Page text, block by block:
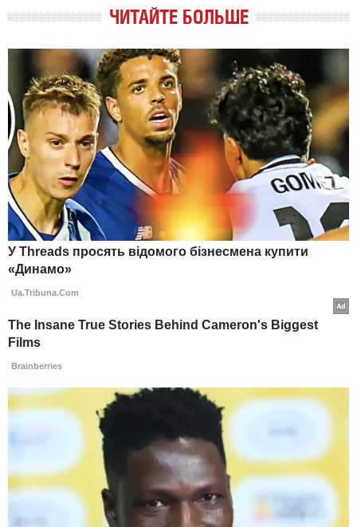
ЧИТАЙТЕ БОЛЬШЕ